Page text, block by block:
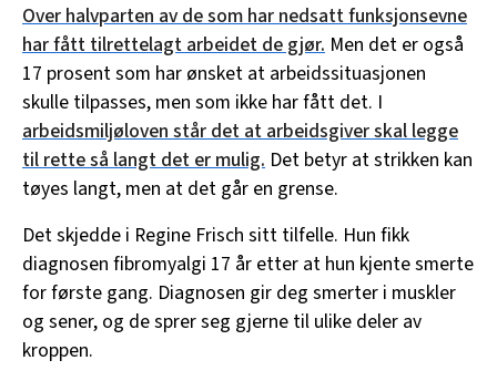
Over halvparten av de som har nedsatt funksjonsevne
har fått tilrettelagt arbeidet de gjør. Men det er også
17 prosent som har ønsket at arbeidssituasjonen
skulle tilpasses, men som ikke har fått det. I
arbeidsmiljøloven står det at arbeidsgiver skal legge
til rette så langt det er mulig. Det betyr at strikken kan
tøyes langt, men at det går en grense.
Det skjedde i Regine Frisch sitt tilfelle. Hun fikk
diagnosen fibromyalgi 17 år etter at hun kjente smerte
for første gang. Diagnosen gir deg smerter i muskler
og sener, og de sprer seg gjerne til ulike deler av
kroppen.